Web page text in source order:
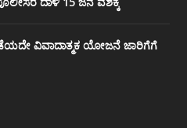
ವಿವಾದಾತ್ಮಕ ಯೋಜನೆ ಜಾರಿಗೆಗೆ